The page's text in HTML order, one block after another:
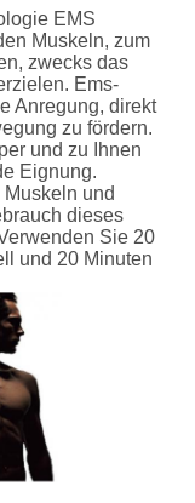
EMS
Muskeln, zum
zwecks das
Ems-
Anregung, direkt
zu fördern.
und zu Ihnen
Eignung.
und
dieses
Sie 20
und 20 Minuten